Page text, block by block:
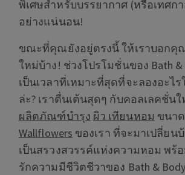
พิเศษสำหรับบรรยากาศ (หรือเทศก
อย่างแน่นอน!
ขณะที่คุณยังอยู่ตรงนี้ ให้เราบอกคุ
ใหม่บ้าง! ช่วงโปรโมชั่นของ Bath &
เป็นเวลาที่เหมาะที่สุดที่จะลองอะไ
ล่ะ? เราตื่นเต้นสุดๆ กับคอลเลคชั่น
ผลิตภัณฑ์บำรุง ผิว เทียนหอม ขนา
Wallflowers ของเรา ที่จะมาเปลี่ย
เป็นสรวงสวรรค์แห่งความหอม พร้
รักความมีชีวิตชีวาของ Bath &